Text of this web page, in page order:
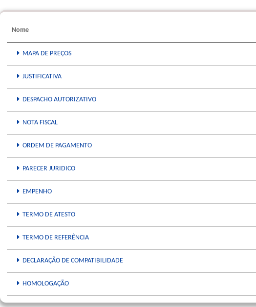
Nome
MAPA DE PREÇOS
JUSTIFICATIVA
DESPACHO AUTORIZATIVO
NOTA FISCAL
ORDEM DE PAGAMENTO
PARECER JURIDICO
EMPENHO
TERMO DE ATESTO
TERMO DE REFERÊNCIA
DECLARAÇÃO DE COMPATIBILIDADE
HOMOLOGAÇÃO